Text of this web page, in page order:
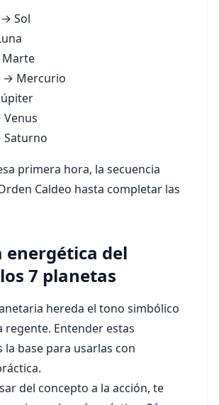
Sol
→ Mercurio
Saturno
primera hora, la secuencia
Caldeo hasta completar las
energética del
7 planetas
hereda el tono simbólico
regente. Entender estas
la base para usarlas con
del concepto a la acción, te